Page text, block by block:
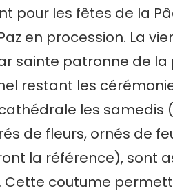
pour les fêtes de la
en procession. La
sainte patronne de la
restant les
les samedis
de fleurs, ornés de
la référence), sont
Cette coutume